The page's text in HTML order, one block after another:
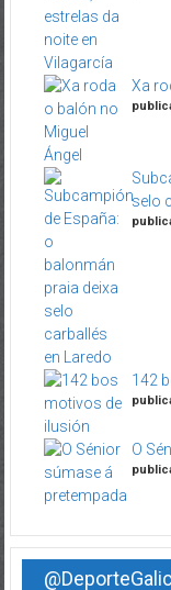
Xa
selo
142
O